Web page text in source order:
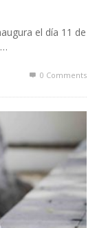
el día 11 de
0 Comments